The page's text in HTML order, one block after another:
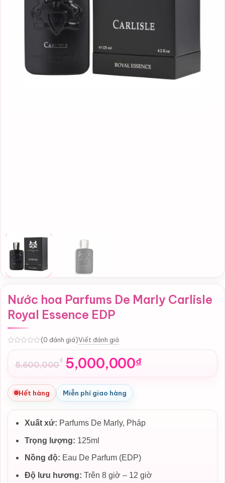
Nước hoa Parfums De Marly Carlisle
Royal Essence EDP
(0 đánh giá)Viết đánh giá
5,600,000₫
Giá
gốc
là:
5,600,000₫.
5,000,000₫
Giá
hiện
tại
là:
5,000,000₫.
Hết hàng Miễn phí giao hàng
Xuất xứ: Parfums De Marly, Pháp
Trọng lượng: 125ml
Nồng độ: Eau De Parfum (EDP)
Độ lưu hương: Trên 8 giờ – 12 giờ